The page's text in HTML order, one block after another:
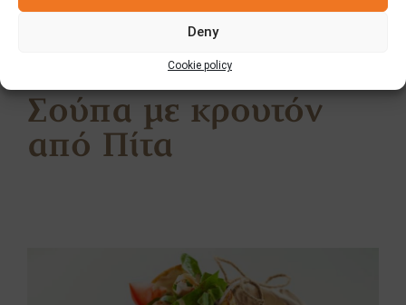
Deny
Cookie policy
Σούπα με κρουτόν
από Πίτα